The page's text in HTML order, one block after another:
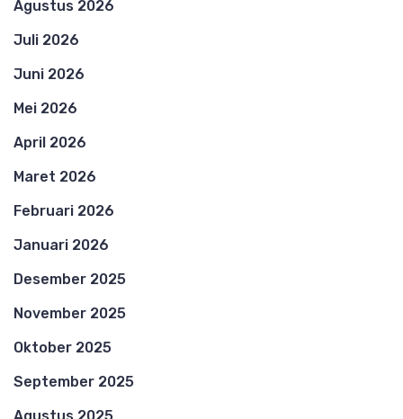
Agustus 2026
Juli 2026
Juni 2026
Mei 2026
April 2026
Maret 2026
Februari 2026
Januari 2026
Desember 2025
November 2025
Oktober 2025
September 2025